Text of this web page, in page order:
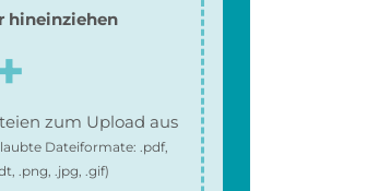
hineinziehen
zum Upload aus
Dateiformate:.pdf,
.png, .jpg, .gif)